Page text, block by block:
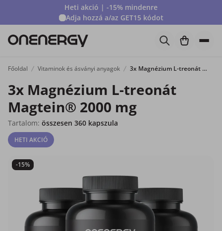
Heti akció | -15% mindenre
Adja hozzá a/az GET15 kódot
Főoldal Vitaminok és ásványi anyagok 3x Magnézium L-treonát Magtein® 2000 mg
3x Magnézium L-treonát
Magtein® 2000 mg
Tartalom: összesen 360 kapszula
HETI AKCIÓ
-15%